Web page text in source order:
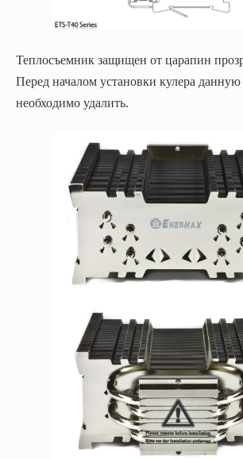
Теплосъемник защищен от царапин
Перед началом установки кулера
необходимо удалить.